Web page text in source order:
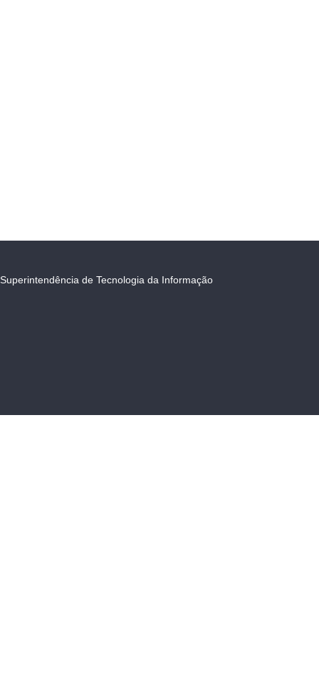
Superintendência de Tecnologia da Informação